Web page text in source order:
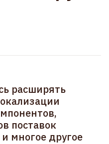
расширять
поставок
многое другое